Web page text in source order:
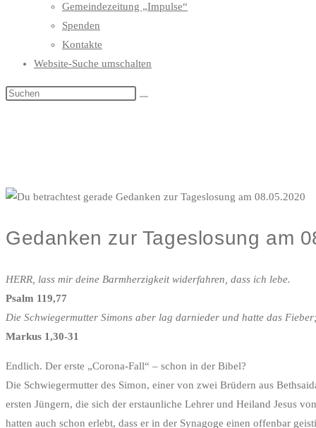
Gemeindezeitung „Impulse“
Spenden
Kontakte
Website-Suche umschalten
Gedanken zur Tageslosung am
HERR, lass mir deine Barmherzigkeit widerfahren, dass ich lebe.
Psalm 119,77
Die Schwiegermutter Simons aber lag darnieder und hatte das
Markus 1,30-31
Endlich. Der erste „Corona-Fall“ – schon in der Bibel?
Die Schwiegermutter des Simon, einer von zwei Brüdern aus
ersten Jüngern, die sich der erstaunliche Lehrer und Heiland Jesus
hatten auch schon erlebt, dass er in der Synagoge einen offenbar